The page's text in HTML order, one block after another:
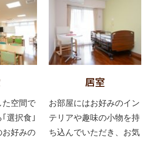
た空間で
選択食｣
お好みの
居室
お部屋にはお好みのイン
テリアや趣味の小物を持
ち込んでいただき、お気